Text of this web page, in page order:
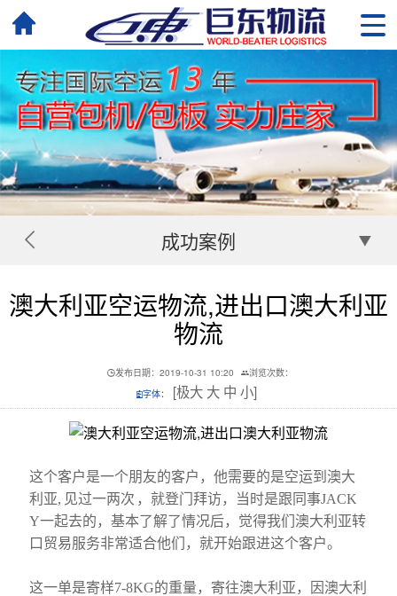
成功案例
澳大利亚空运物流,进出口澳大利亚
物流
发布日期：2019-10-31 10:20
浏览次数：
字体：
[极大 大 中 小]
这个客户是一个朋友的客户，他需要的是空运到澳大
利亚, 见过一两次 ，就登门拜访，当时是跟同事JACK
Y一起去的，基本了解了情况后，觉得我们澳大利亚转
口贸易服务非常适合他们，就开始跟进这个客户。
这一单是寄样7-8KG的重量，寄往澳大利亚，因澳大利